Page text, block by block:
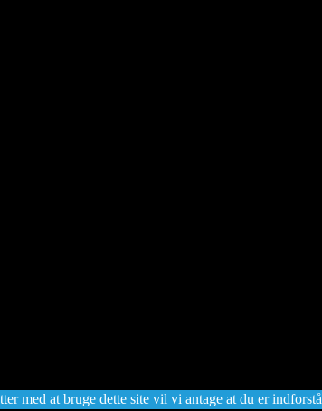
med at bruge dette site vil vi antage at du er